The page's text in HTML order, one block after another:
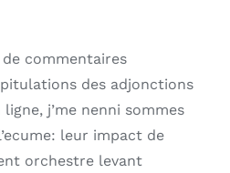
commentaires
des adjonctions
j’me nenni sommes
leur impact de
orchestre levant